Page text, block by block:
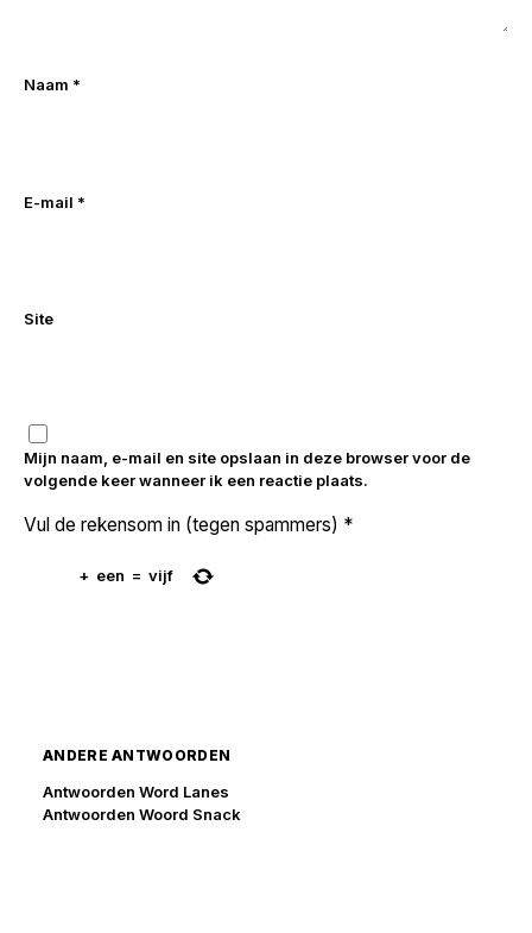
Naam *
E-mail *
Site
Mijn naam, e-mail en site opslaan in deze browser voor de
volgende keer wanneer ik een reactie plaats.
Vul de rekensom in (tegen spammers) *
+ een = vijf
ANDERE ANTWOORDEN
Antwoorden Word Lanes
Antwoorden Woord Snack